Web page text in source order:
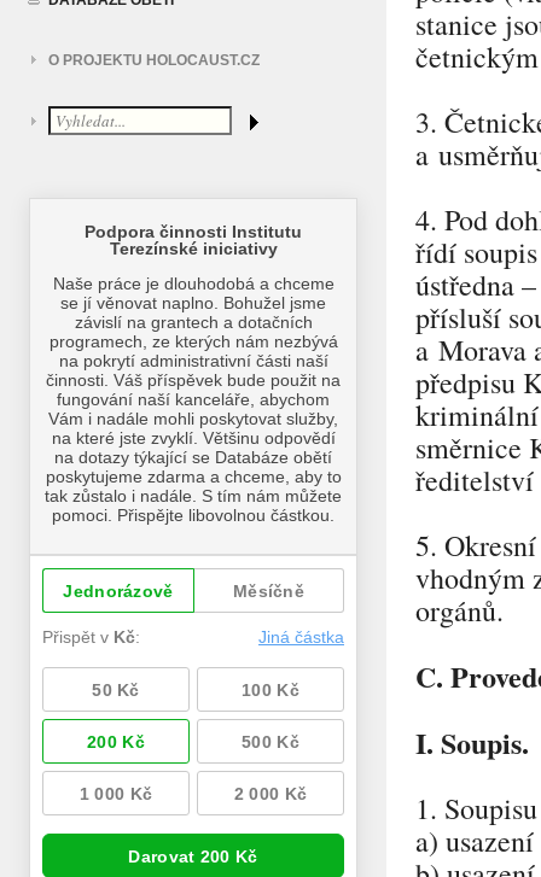
O PROJEKTU HOLOCAUST.CZ
stanice
3.
a
4. Pod
řídí
ústředna
přísluší
a Morava
předpisu
směrnice
5.
vhodným
orgánů.
C.
I. Soupis.
1.
a)